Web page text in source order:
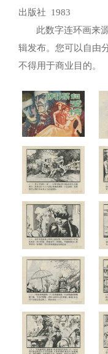
出版社 1983
此数字连环画来
辑发布。您可以自由
不得用于商业目的。